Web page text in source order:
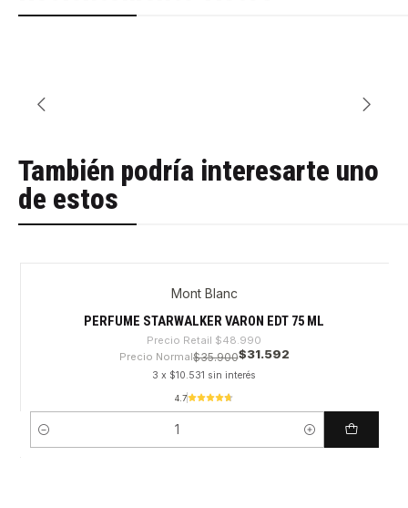
También podría interesarte uno
de estos
Mont Blanc
PERFUME STARWALKER VARON EDT 75 ML
Precio Retail $48.990
Precio Normal$35.900$31.592
3 x $10.531 sin interés
4.7
Cantidad